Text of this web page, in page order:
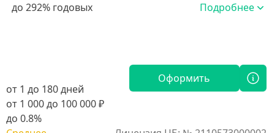
Подробнее
от 1 до 180 дней
от 1 000 до 100 000 ₽
до 0.8%
Оформить